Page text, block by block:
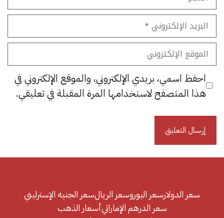
البريد
الإلكتروني
الموقع
الإلكتروني
احفظ اسمي، بريدي الإلكتروني، والموقع الإلكتروني في
هذا المتصفح لاستخدامها المرة المقبلة في تعليقي.
سعر الدولارسعر اليوروسعر الريالسعر الجنيه الإسترليني
سعر الدرهم الإماراتيأسعار الذهب